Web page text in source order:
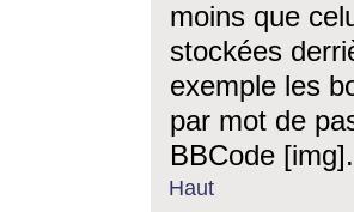
moins que
stockées
exemple les
par mot de
BBCode [img].
Haut